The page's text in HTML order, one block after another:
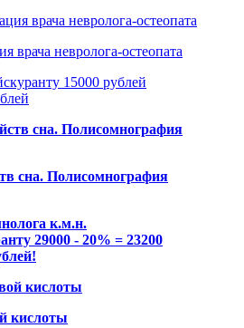
врача невролога-остеопата
15000 рублей
сна. Полисомнография
к.м.н.
29000 - 20% = 23200
кислоты